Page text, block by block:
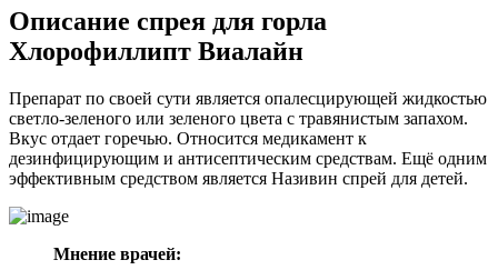
Описание спрея для горла
Хлорофиллипт Виалайн
Препарат по своей сути является опалесцирующей жидкостью
светло-зеленого или зеленого цвета с травянистым запахом.
Вкус отдает горечью. Относится медикамент к
дезинфицирующим и антисептическим средствам. Ещё одним
эффективным средством является Називин спрей для детей.
Мнение врачей: